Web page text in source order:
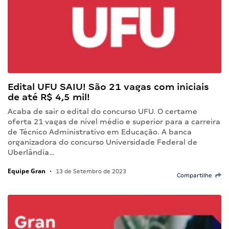
Edital UFU SAIU! São 21 vagas com iniciais
de até R$ 4,5 mil!
Acaba de sair o edital do concurso UFU. O certame
oferta 21 vagas de nível médio e superior para a carreira
de Técnico Administrativo em Educação. A banca
organizadora do concurso Universidade Federal de
Uberlândia…
Equipe Gran • 13 de Setembro de 2023
Compartilhe